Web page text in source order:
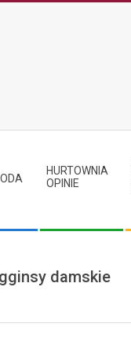
HURTOWNIA
OPINIE
damskie